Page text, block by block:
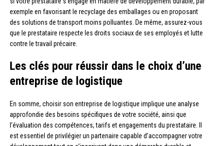
exemple en favorisant le recyclage des emballages ou en proposant
des solutions de transport moins polluantes. De même, assurez-vous
que le prestataire respecte les droits sociaux de ses employés et lutte
contre le travail précaire.
Les clés pour réussir dans le choix d’une
entreprise de logistique
En somme, choisir son entreprise de logistique implique une analyse
approfondie des besoins spécifiques de votre société, ainsi que
l’évaluation des compétences, tarifs et engagements du prestataire. Il
est essentiel de privilégier un partenaire capable d’accompagner votre